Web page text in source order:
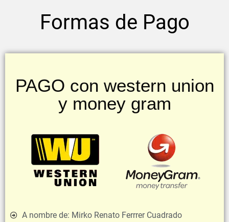
Formas de Pago
PAGO con western union
y money gram
A nombre de: Mirko Renato Ferrrer Cuadrado